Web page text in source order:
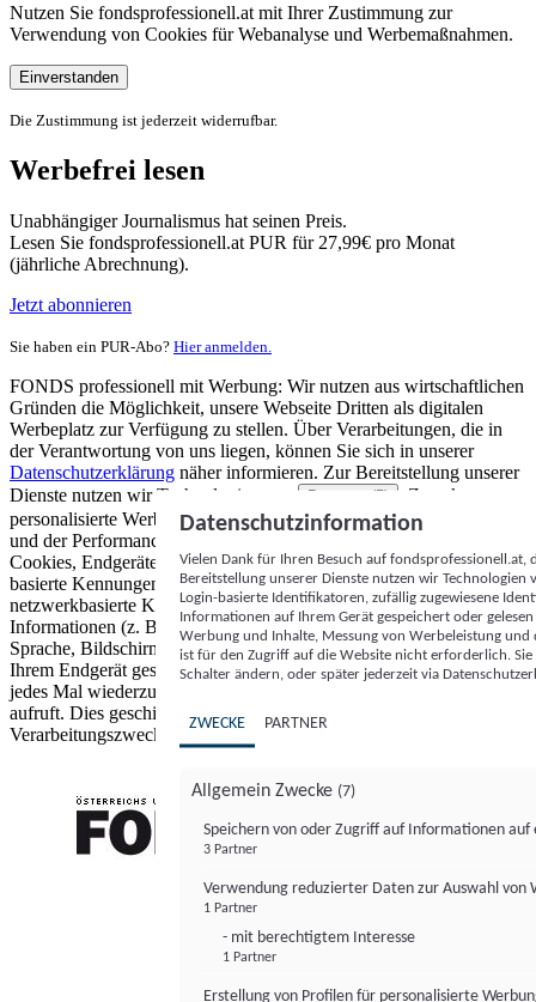
Nutzen Sie fondsprofessionell.at mit Ihrer Zustimmung zur
Verwendung von Cookies für Webanalyse und Werbemaßnahmen.
Einverstanden
Die Zustimmung ist jederzeit widerrufbar.
Werbefrei lesen
Unabhängiger Journalismus hat seinen Preis.
Lesen Sie fondsprofessionell.at PUR für 27,99€ pro Monat
(jährliche Abrechnung).
Jetzt abonnieren
Sie haben ein PUR-Abo? Hier anmelden.
FONDS professionell mit Werbung: Wir nutzen aus wirtschaftlichen
Gründen die Möglichkeit, unsere Webseite Dritten als digitalen
Werbeplatz zur Verfügung zu stellen. Über Verarbeitungen, die in
der Verantwortung von uns liegen, können Sie sich in unserer
Datenschutzerklärung näher informieren. Zur Bereitstellung unserer
Dienste nutzen wir Technologien von
Partnern (5)
. Zwecke:
personalisierte Werbung und Inhalte, Messung von Werbeleistung
und der Performance von Inhalten sowie Zielgruppenforschung.
Cookies, Endgeräte- oder ähnliche Online-Kennungen (z. B. login-
basierte Kennungen, zufällig generierte Kennungen,
netzwerkbasierte Kennungen) können zusammen mit anderen
Informationen (z. B. Browsertyp und Browserinformationen,
Sprache, Bildschirmgröße, unterstützte Technologien usw.) auf
Ihrem Endgerät gespeichert oder von dort ausgelesen werden, um es
jedes Mal wiederzuerkennen, wenn es eine App oder einer Webseite
aufruft. Dies geschieht für einen oder mehrere der hier aufgeführten
Verarbeitungszwecke.
Datenschutzinformation
Vielen Dank für Ihren Besuch auf
Bereitstellung unserer Dienste nutzen wir Technologien
Login-basierte Identifikatoren, zufällig zugewiesene
Informationen auf Ihrem Gerät gespeichert oder
Werbung und Inhalte, Messung von Werbeleistung
ist für den Zugriff auf die Website nicht erforderlich.
Schalter ändern, oder später jederzeit via
ZWECKE PARTNER
Allgemein Zwecke (7)
Speichern von oder Zugriff auf Informationen auf
3 Partner
Verwendung reduzierter Daten zur Auswahl von
1 Partner
- mit berechtigtem Interesse
1 Partner
Erstellung von Profilen für personalisierte
FONDS professionell